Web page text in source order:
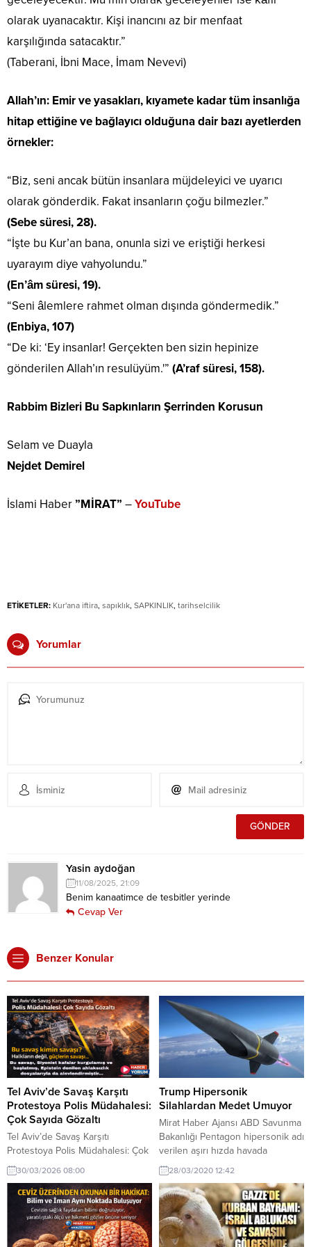
olarak uyanacaktır. Kişi inancını az bir menfaat
karşılığında satacaktır.”
(Taberani, İbni Mace, İmam Nevevi)
Allah’ın: Emir ve yasakları, kıyamete kadar tüm insanlığa
hitap ettiğine ve bağlayıcı olduğuna dair bazı ayetlerden
örnekler:
“Biz, seni ancak bütün insanlara müjdeleyici ve uyarıcı
olarak gönderdik. Fakat insanların çoğu bilmezler.”
(Sebe süresi, 28).
“İşte bu Kur’an bana, onunla sizi ve eriştiği herkesi
uyarayım diye vahyolundu.”
(En’âm süresi, 19).
“Seni âlemlere rahmet olman dışında göndermedik.”
(Enbiya, 107)
“De ki: ‘Ey insanlar! Gerçekten ben sizin hepinize
gönderilen Allah’ın resulüyüm.'” (A’raf süresi, 158).
Rabbim Bizleri Bu Sapkınların Şerrinden Korusun
Selam ve Duayla
Nejdet Demirel
İslami Haber”MİRAT” –YouTube
ETİKETLER: Kur'ana iftira, sapıklık, SAPKINLIK, tarihselcilik
Yorumlar
Yasin aydoğan
11/08/2025, 21:09
Benim kanaatimce de tesbitler yerinde
Cevap Ver
Benzer Konular
Tel Aviv’de Savaş Karşıtı
Protestoya Polis Müdahalesi:
Çok Sayıda Gözaltı
Tel Aviv’de Savaş Karşıtı
Protestoya Polis Müdahalesi: Çok
Sayıda Gözaltı İsrail polisi,
başkent Tel Aviv’de ABD ve
İsrail’in İran’a yönelik devam eden
saldırılarını protesto etmek için
toplanan kalabalığa müdahale etti.
Güç kullanılarak dağıtılan
30/03/2026 08:00
Trump Hipersonik
Silahlardan Medet Umuyor
Mirat Haber Ajansı ABD Savunma
Bakanlığı Pentagon hipersonik adı
verilen aşırı hızda havada
ilerleyen roketlerin denendiğini
ve bunun ilk denemelerinin
başarıyla sonuçlandığı
açıklamasında bulundu. Pentagon,
ABD Deniz Kuvvetleri’nin ABD
Kara Kuvvetleriyle birlikte yaptığı
28/03/2020 12:42